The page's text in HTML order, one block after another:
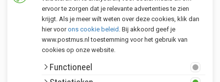
Klantenservice
Postmus merken
Vandaag gesloten
Route|Openingstijden |071 401 34 44
ervoor te zorgen dat je relevante advertenties te zien
krijgt. Als je meer wilt weten over deze cookies, klik dan
hier voorons cookie beleid . Bij akkoord geef je
www.postmus.nl toestemming voor het gebruik van
cookies op onze website.
Functioneel